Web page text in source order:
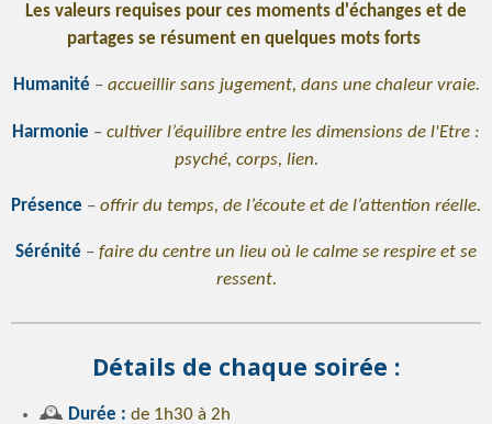
Les valeurs requises pour ces moments d'échanges et de
partages se résument en quelques mots forts
Humanité – accueillir sans jugement, dans une chaleur vraie.
Harmonie – cultiver l’équilibre entre les dimensions de l'Etre :
psyché, corps, lien.
Présence – offrir du temps, de l’écoute et de l’attention réelle.
Sérénité – faire du centre un lieu où le calme se respire et se
ressent.
Détails de chaque soirée :
🕰️ Durée : de 1h30 à 2h